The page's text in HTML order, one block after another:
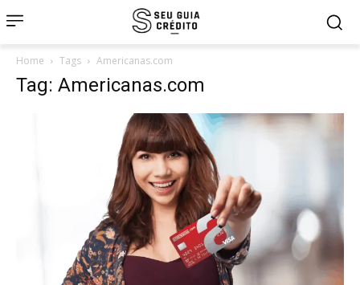
Home Tags Americanas.com
Tag: Americanas.com